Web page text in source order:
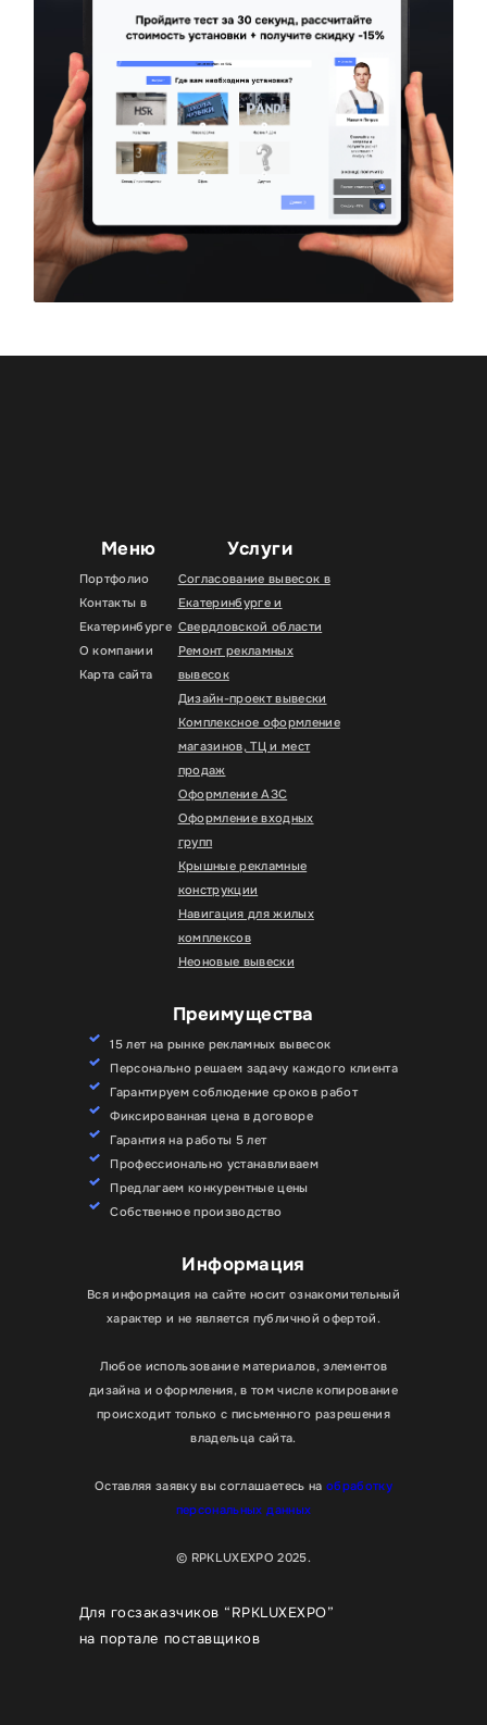
Меню
Портфолио
Контакты в
Екатеринбурге
О компании
Карта сайта
Услуги
Согласование вывесок в
Екатеринбурге и
Свердловской области
Ремонт рекламных
вывесок
Дизайн-проект вывески
Комплексное оформление
магазинов, ТЦ и мест
продаж
Оформление АЗС
Оформление входных
групп
Крышные рекламные
конструкции
Навигация для жилых
комплексов
Неоновые вывески
Преимущества
15 лет на рынке рекламных вывесок
Персонально решаем задачу каждого клиента
Гарантируем соблюдение сроков работ
Фиксированная цена в договоре
Гарантия на работы 5 лет
Профессионально устанавливаем
Предлагаем конкурентные цены
Собственное производство
Информация
Вся информация на сайте носит ознакомительный
характер и не является публичной офертой.
Любое использование материалов, элементов
дизайна и оформления, в том числе копирование
происходит только с письменного разрешения
владельца сайта.
Оставляя заявку вы соглашаетесь на обработку
персональных данных
© RPKLUXEXPO 2025.
Для госзаказчиков “RPKLUXEXPO”
на портале поставщиков